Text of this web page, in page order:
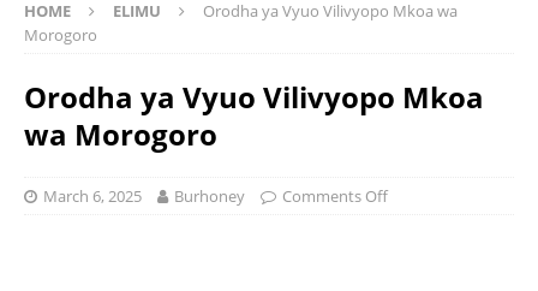
HOME ELIMU
Orodha ya Vyuo Vilivyopo Mkoa wa
Morogoro
Orodha ya Vyuo Vilivyopo Mkoa
wa Morogoro
March 6, 2025 Burhoney Comments Off